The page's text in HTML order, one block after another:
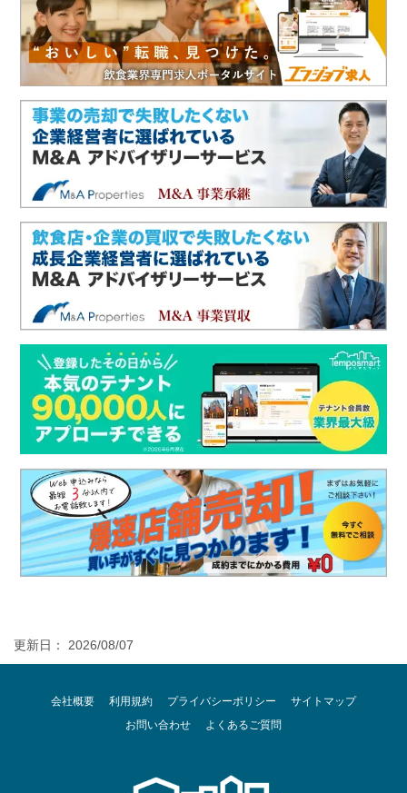
更新日： 2026/08/07
会社概要 利用規約 プライバシーポリシー
サイトマップ
お問い合わせ
よくあるご質問